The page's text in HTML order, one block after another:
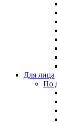
Для лица
По